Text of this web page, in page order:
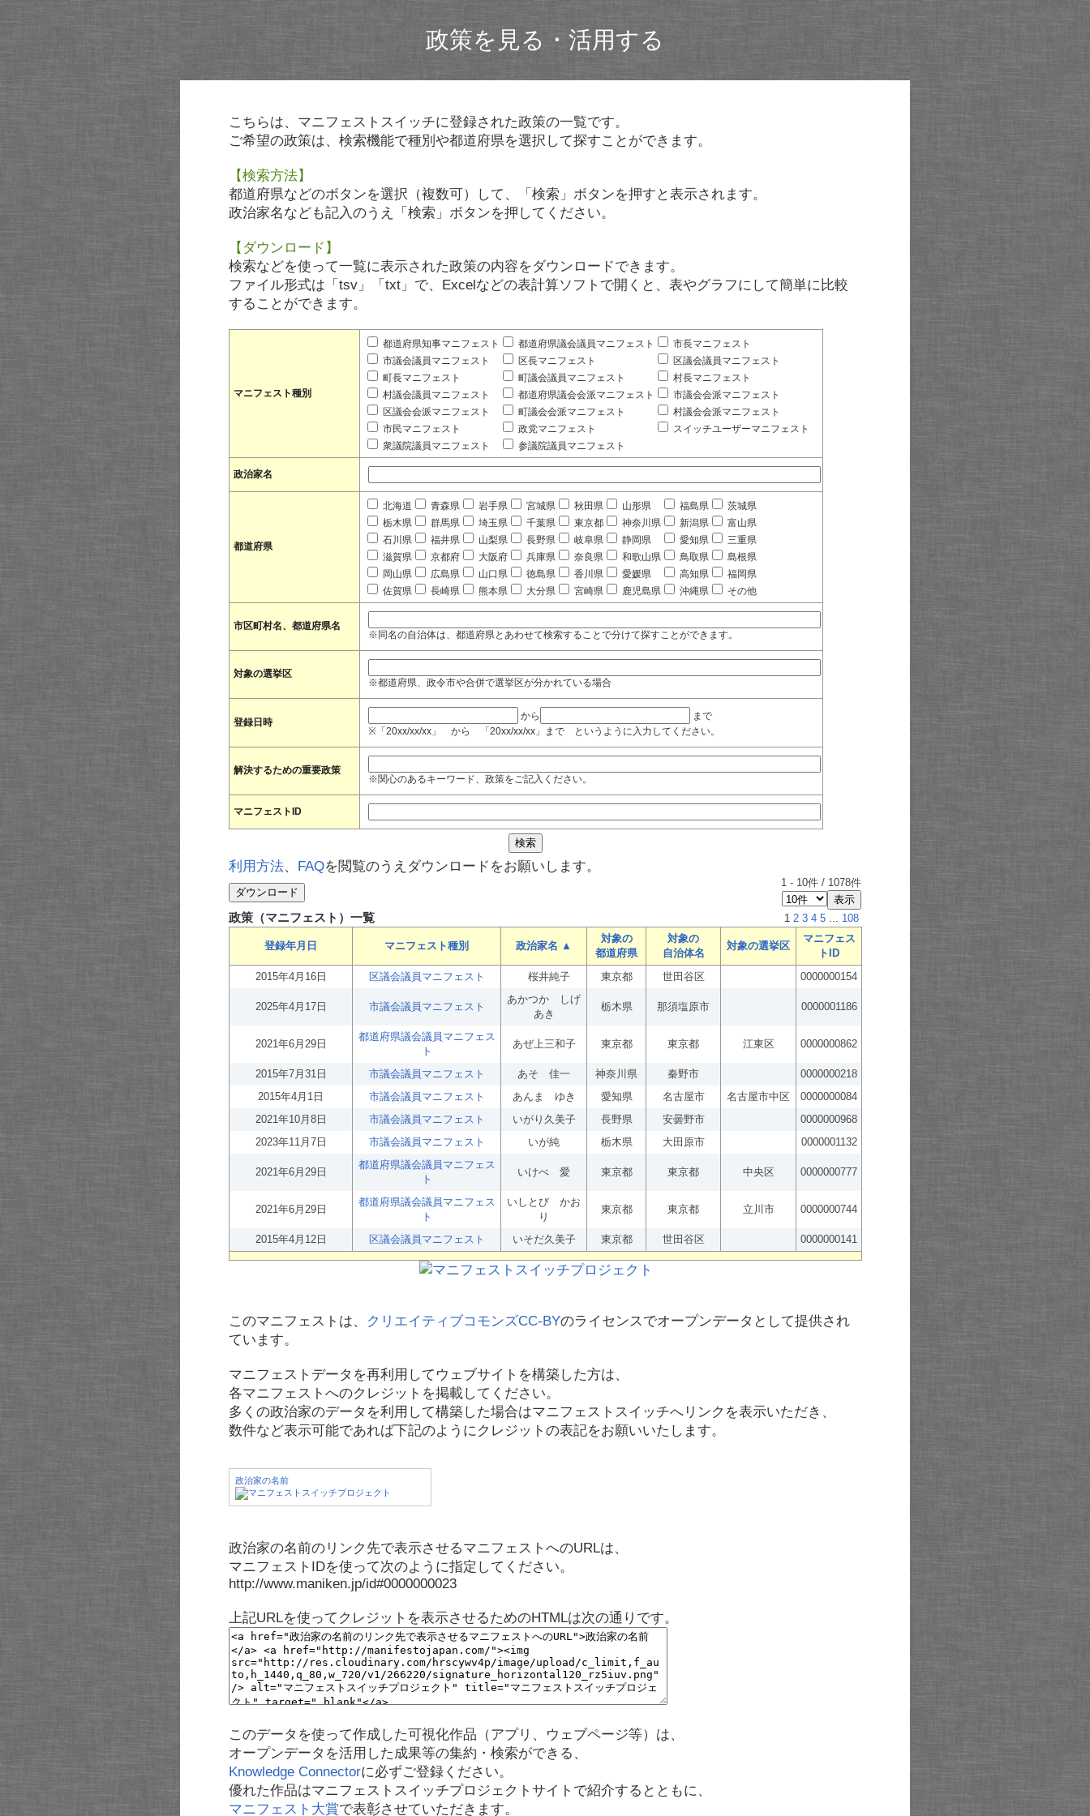
政策を見る・活用する
こちらは、マニフェストスイッチに登録された政策の一覧です。
ご希望の政策は、検索機能で種別や都道府県を選択して探すことができます。
【検索方法】
都道府県などのボタンを選択（複数可）して、「検索」ボタンを押すと表示されます。
政治家名なども記入のうえ「検索」ボタンを押してください。
【ダウンロード】
検索などを使って一覧に表示された政策の内容をダウンロードできます。
ファイル形式は「tsv」「txt」で、Excelなどの表計算ソフトで開くと、表やグラフにして簡単に比較
することができます。
マニフェスト種別
都道府県知事マニフェスト 都道府県議会議員マニフェスト
市長マニフェスト
市議会議員マニフェスト
区長マニフェスト
区議会議員マニフェスト
町長マニフェスト
町議会議員マニフェスト
村長マニフェスト
村議会議員マニフェスト
都道府県議会会派マニフェスト
市議会会派マニフェスト
区議会会派マニフェスト
町議会会派マニフェスト
村議会会派マニフェスト
市民マニフェスト
政党マニフェスト
スイッチユーザーマニフェスト
衆議院議員マニフェスト
参議院議員マニフェスト
政治家名
都道府県
北海道 青森県 岩手県 宮城県 秋田県 山形県 福島県
茨城県
栃木県
群馬県 埼玉県 千葉県 東京都 神奈川県 新潟県
富山県
石川県
福井県 山梨県 長野県 岐阜県 静岡県 愛知県
三重県
滋賀県
京都府 大阪府 兵庫県 奈良県 和歌山県 鳥取県
島根県
岡山県
広島県 山口県 徳島県 香川県 愛媛県 高知県
福岡県
佐賀県
長崎県 熊本県 大分県 宮崎県 鹿児島県 沖縄県 その他
市区町村名、都道府県名
※同名の自治体は、都道府県とあわせて検索することで分けて探すことができます。
対象の選挙区
※都道府県、政令市や合併で選挙区が分かれている場合
登録日時
から
まで
※「20xx/xx/xx」 から 「20xx/xx/xx」まで というように入力してください。
解決するための重要政策
※関心のあるキーワード、政策をご記入ください。
マニフェストID
利用方法、 FAQを閲覧のうえダウンロードをお願いします。
1 - 10件 / 1078件
政策（マニフェスト）一覧 1 2 3 4 5 ... 108
登録年月日 マニフェスト種別 政治家名 ▲
対象の
都道府県
対象の
自治体名
対象の選挙区
マニフェス
トID
2015年4月16日
区議会議員マニフェスト 桜井純子 東京都 世田谷区 0000000154
2025年4月17日 市議会議員マニフェスト
あかつか しげ
あき
栃木県 那須塩原市 0000001186
2021年6月29日
都道府県議会議員マニフェス
ト
あぜ上三和子 東京都 東京都 江東区 0000000862
2015年7月31日 市議会議員マニフェスト あそ 佳一 神奈川県 秦野市
0000000218
2015年4月1日
市議会議員マニフェスト あんま ゆき 愛知県 名古屋市 名古屋市中区
0000000084
2021年10月8日
市議会議員マニフェスト いがり久美子 長野県 安曇野市
0000000968
2023年11月7日
市議会議員マニフェスト いが純 栃木県 大田原市 0000001132
2021年6月29日
都道府県議会議員マニフェス
ト
いけべ 愛 東京都 東京都 中央区 0000000777
2021年6月29日
都道府県議会議員マニフェス
ト
いしとび かお
り
東京都 東京都 立川市 0000000744
2015年4月12日 区議会議員マニフェスト いそだ久美子 東京都 世田谷区 0000000141
このマニフェストは、 クリエイティブコモンズCC-BYのライセンスでオープンデータとして提供され
ています。
マニフェストデータを再利用してウェブサイトを構築した方は、
各マニフェストへのクレジットを掲載してください。
多くの政治家のデータを利用して構築した場合はマニフェストスイッチへリンクを表示いただき、
数件など表示可能であれば下記のようにクレジットの表記をお願いいたします。
政治家の名前
政治家の名前のリンク先で表示させるマニフェストへのURLは、
マニフェストIDを使って次のように指定してください。
http://www.maniken.jp/id#0000000023
上記URLを使ってクレジットを表示させるためのHTMLは次の通りです。
このデータを使って作成した可視化作品（アプリ、ウェブページ等）は、
オープンデータを活用した成果等の集約・検索ができる、
Knowledge Connectorに必ずご登録ください。
優れた作品はマニフェストスイッチプロジェクトサイトで紹介するとともに、
マニフェスト大賞で表彰させていただきます。